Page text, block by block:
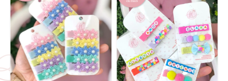
ou mais